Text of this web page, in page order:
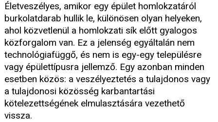
Életveszélyes, amikor egy épület homlokzatáról
burkolatdarab hullik le, különösen olyan helyeken,
ahol közvetlenül a homlokzati sík előtt gyalogos
közforgalom van. Ez a jelenség egyáltalán nem
technológiafüggő, és nem is egy-egy településre
vagy épülettípusra jellemző. Egy azonban minden
esetben közös: a veszélyeztetés a tulajdonos vagy
a tulajdonosi közösség karbantartási
kötelezettségének elmulasztására vezethető
vissza.